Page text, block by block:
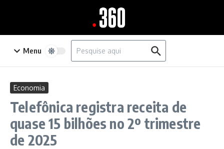
Menu
Procurar por:
Economia
Telefônica registra receita de
quase 15 bilhões no 2º trimestre
de 2025